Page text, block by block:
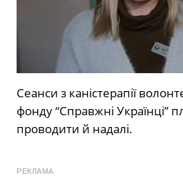
Сеанси з каністерапії
фонду “Справжні Українці”
проводити й надалі.
РЕКЛАМА